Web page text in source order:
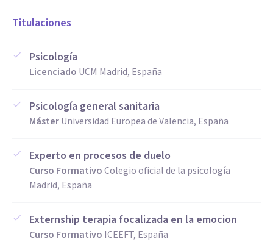
Titulaciones
Psicología
Licenciado UCM Madrid, España
Psicología general sanitaria
MásterUniversidad Europea de Valencia, España
Experto en procesos de duelo
Curso FormativoColegio oficial de la psicología
Madrid, España
Externship terapia focalizada en la emocion
Curso Formativo ICEEFT, España